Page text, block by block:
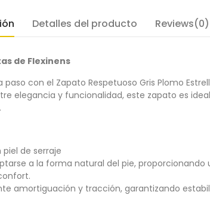
Detalles del producto Reviews(0)
de Flexinens
con el Zapato Respetuoso Gris Plomo
elegancia y funcionalidad, este zapato es
de serraje
a la forma natural del pie,
amortiguación y tracción, garantizando